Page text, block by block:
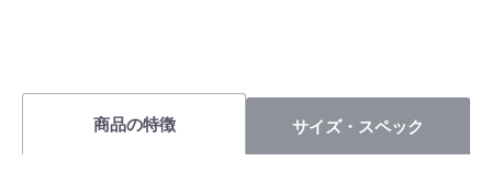
商品の特徴 サイズ・スペック